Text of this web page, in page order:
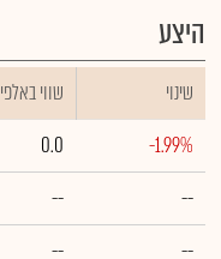
היצע
שינוי ₪ שווי באלפי
-1.99%
0.0
--
--
--
--